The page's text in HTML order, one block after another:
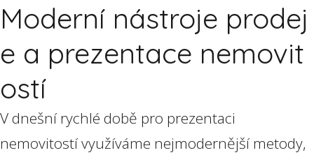
Moderní nástroje prodej
e a prezentace nemovit
ostí
V dnešní rychlé době pro prezentaci
nemovitostí využíváme nejmodernější metody,